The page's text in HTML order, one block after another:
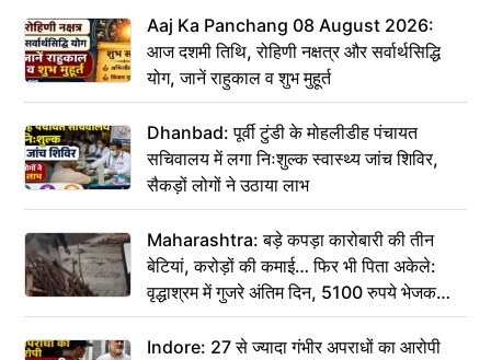
Aaj Ka Panchang 08 August 2026:
आज दशमी तिथि, रोहिणी नक्षत्र और सर्वार्थसिद्धि
योग, जानें राहुकाल व शुभ मुहूर्त
Dhanbad: पूर्वी टुंडी के मोहलीडीह पंचायत
सचिवालय में लगा निःशुल्क स्वास्थ्य जांच शिविर,
सैकड़ों लोगों ने उठाया लाभ
Maharashtra: बड़े कपड़ा कारोबारी की तीन
बेटियां, करोड़ों की कमाई… फिर भी पिता अकेले:
वृद्धाश्रम में गुजरे अंतिम दिन, 5100 रुपये भेजकर
कहा– अंतिम संस्कार कर दीजिए हम नहीं आ पाएंगे
Indore: 27 से ज्यादा गंभीर अपराधों का आरोपी